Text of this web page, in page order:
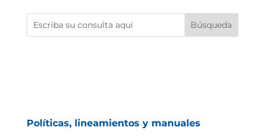
Políticas, lineamientos y manuales